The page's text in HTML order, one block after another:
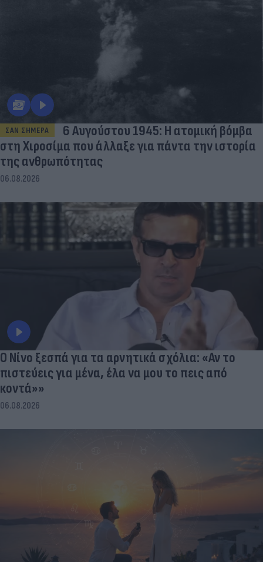
ΣΑΝ ΣΗΜΕΡΑ
6 Αυγούστου 1945: Η ατομική βόμβα
στη Χιροσίμα που άλλαξε για πάντα την ιστορία
της ανθρωπότητας
06.08.2026
Ο Νίνο ξεσπά για τα αρνητικά σχόλια: «Αν το
πιστεύεις για μένα, έλα να μου το πεις από
κοντά»»
06.08.2026